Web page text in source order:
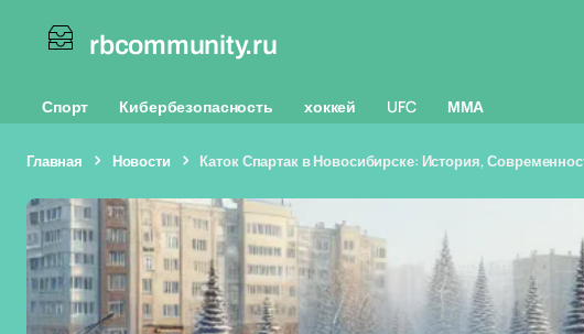
rbcommunity.ru
Спорт Кибербезопасность хоккей UFC ММА
Главная Новости Каток Спартак в Новосибирске: История,